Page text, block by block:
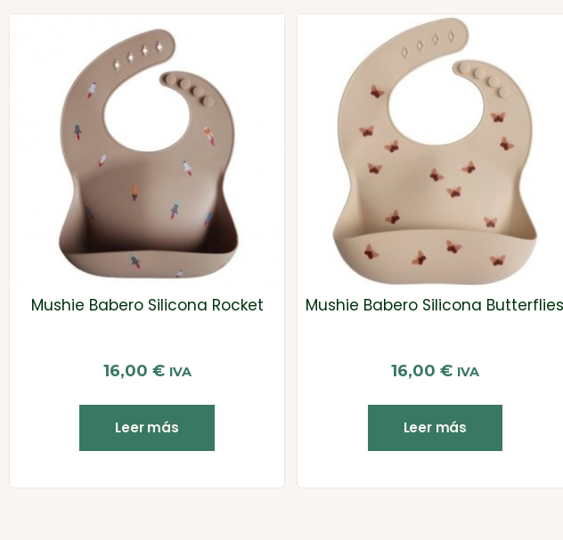
Mushie Babero Silicona Rocket
16,00 € IVA
Leer más
Mushie Babero Silicona Butterflies
16,00 € IVA
Leer más